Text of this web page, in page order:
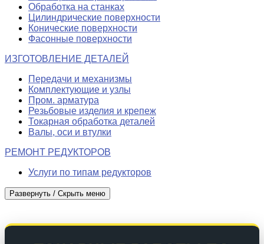
Обработка на станках
Цилиндрические поверхности
Конические поверхности
Фасонные поверхности
ИЗГОТОВЛЕНИЕ ДЕТАЛЕЙ
Передачи и механизмы
Комплектующие и узлы
Пром. арматура
Резьбовые изделия и крепеж
Токарная обработка деталей
Валы, оси и втулки
РЕМОНТ РЕДУКТОРОВ
Услуги по типам редукторов
Развернуть / Скрыть меню